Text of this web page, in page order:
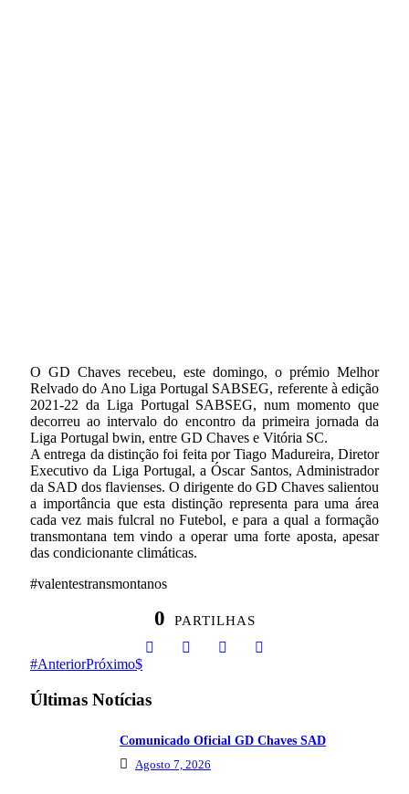
O GD Chaves recebeu, este domingo, o prémio Melhor
Relvado do Ano Liga Portugal SABSEG, referente à edição
2021-22 da Liga Portugal SABSEG, num momento que
decorreu ao intervalo do encontro da primeira jornada da
Liga Portugal bwin, entre GD Chaves e Vitória SC.
A entrega da distinção foi feita por Tiago Madureira, Diretor
Executivo da Liga Portugal, a Óscar Santos, Administrador
da SAD dos flavienses. O dirigente do GD Chaves salientou
a importância que esta distinção representa para uma área
cada vez mais fulcral no Futebol, e para a qual a formação
transmontana tem vindo a operar uma forte aposta, apesar
das condicionante climáticas.
#valentestransmontanos
0 PARTILHAS
AnteriorPróximo
Últimas Notícias
Comunicado Oficial GD Chaves SAD
Agosto 7, 2026